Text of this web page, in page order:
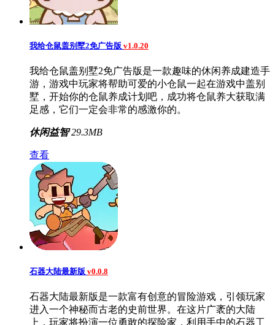
我给仓鼠盖别墅2免广告版 v1.0.20
我给仓鼠盖别墅2免广告版是一款趣味的休闲养成建造手
游，游戏中玩家将帮助可爱的小仓鼠一起在游戏中盖别
墅，开始你的仓鼠养成计划吧，成功将仓鼠养大获取满
足感，它们一定会非常的感激你的。
休闲益智 29.3MB
查看
石器大陆最新版 v0.0.8
石器大陆最新版是一款富有创意的冒险游戏，引领玩家
进入一个神秘而古老的史前世界。在这片广袤的大陆
上，玩家将扮演一位勇敢的探险家，利用手中的石器工